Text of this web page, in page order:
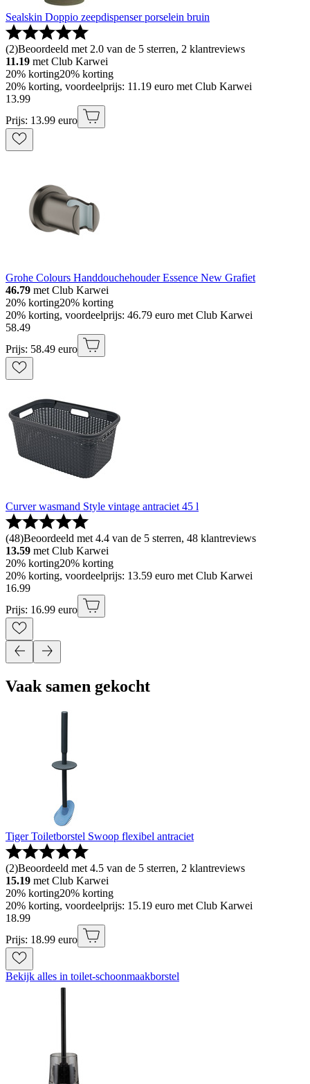
Sealskin Doppio zeepdispenser porselein bruin
(2)Beoordeeld met 2.0 van de 5 sterren, 2 klantreviews
11.19 met Club Karwei
20% korting20% korting
20% korting, voordeelprijs: 11.19 euro met Club Karwei
13.99
Prijs: 13.99 euro
Grohe Colours Handdouchehouder Essence New Grafiet
46.79 met Club Karwei
20% korting20% korting
20% korting, voordeelprijs: 46.79 euro met Club Karwei
58.49
Prijs: 58.49 euro
Curver wasmand Style vintage antraciet 45 l
(48)Beoordeeld met 4.4 van de 5 sterren, 48 klantreviews
13.59 met Club Karwei
20% korting20% korting
20% korting, voordeelprijs: 13.59 euro met Club Karwei
16.99
Prijs: 16.99 euro
Vaak samen gekocht
Tiger Toiletborstel Swoop flexibel antraciet
(2)Beoordeeld met 4.5 van de 5 sterren, 2 klantreviews
15.19 met Club Karwei
20% korting20% korting
20% korting, voordeelprijs: 15.19 euro met Club Karwei
18.99
Prijs: 18.99 euro
Bekijk alles in toilet-schoonmaakborstel